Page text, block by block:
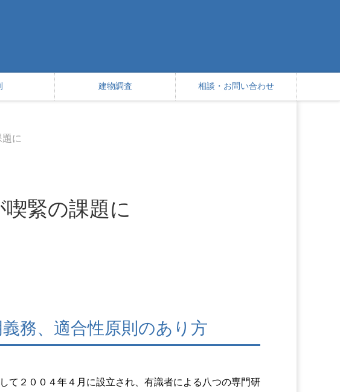
建物調査 相談・お問い合わせ
に
緊の課題に
務、適合性原則のあり方
て２００４年４月に設立され、有識者による八つの専門研